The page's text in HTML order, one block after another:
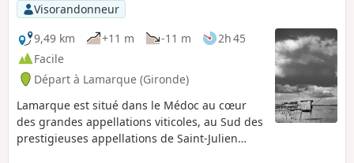
Visorandonneur
9,49 km
+11 m -11 m
2h 45
Facile
Départ à Lamarque (Gironde)
Lamarque est situé dans le Médoc au cœur
des grandes appellations viticoles, au Sud des
prestigieuses appellations de Saint-Julien